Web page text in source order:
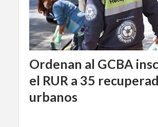
Ordenan al GCBA
el RUR a 35
urbanos